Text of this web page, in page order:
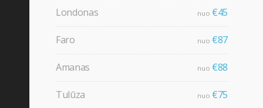
Londonas nuo €45
Faro nuo €87
Amanas nuo €88
Tulūza nuo €75